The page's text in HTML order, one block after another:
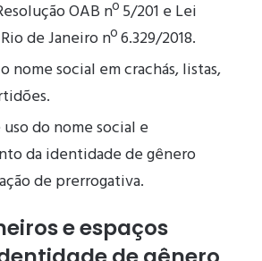
OAB nº 5/201 e Lei
de Janeiro nº 6.329/2018.
nome social em crachás, listas,
do nome social e
da identidade de gênero
de prerrogativa.
e espaços